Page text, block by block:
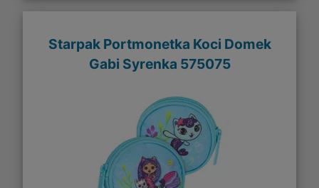
Starpak Portmonetka Koci Domek
Gabi Syrenka 575075